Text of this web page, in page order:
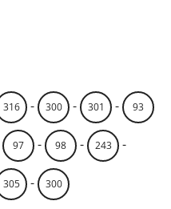
316 - 300 - 301 - 93
97 - 98 - 243 -
305 - 300